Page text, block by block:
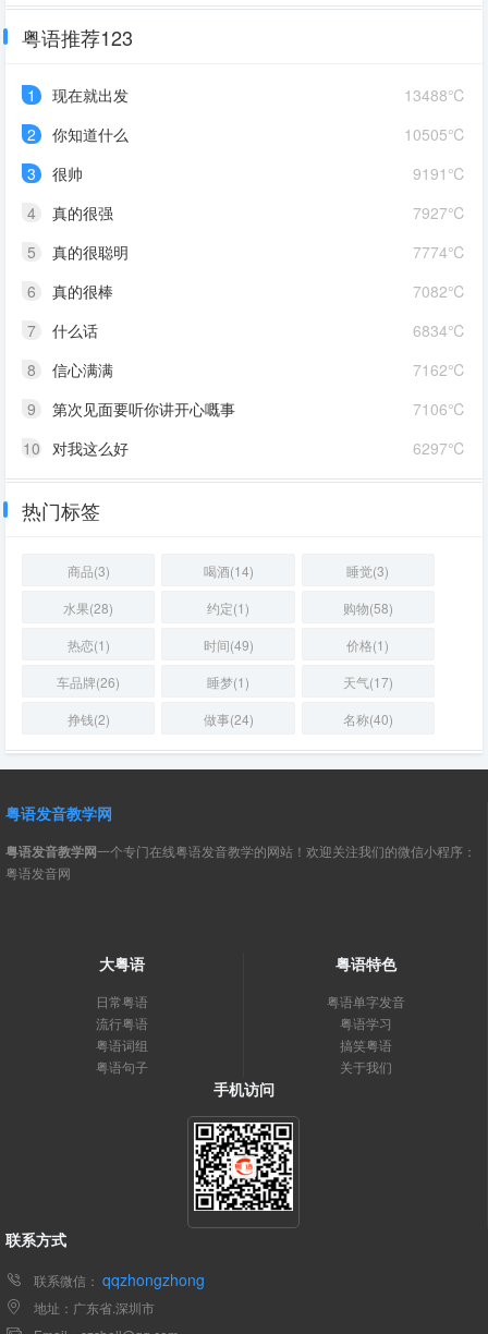
粤语推荐123
13488℃
1
现在就出发
10505℃
2
你知道什么
9191℃
3
很帅
7927℃
4
真的很强
7774℃
5
真的很聪明
7082℃
6
真的很棒
6834℃
7
什么话
7162℃
8
信心满满
7106℃
9
第次见面要听你讲开心嘅事
6297℃
10 对我这么好
热门标签
商品(3) 喝酒(14)
睡觉(3)
水果(28)
约定(1)
购物(58)
热恋(1)
时间(49)
价格(1)
车品牌(26)
睡梦(1)
天气(17)
挣钱(2)
做事(24) 名称(40)
粤语发音教学网
粤语发音教学网一个专门在线粤语发音教学的网站！欢迎关注我们的微信小程序：
粤语发音网
大粤语
日常粤语
流行粤语
粤语词组
粤语句子
粤语特色
粤语单字发音
粤语学习
搞笑粤语
关于我们
手机访问
联系方式
联系微信： qqzhongzhong
地址：广东省.深圳市